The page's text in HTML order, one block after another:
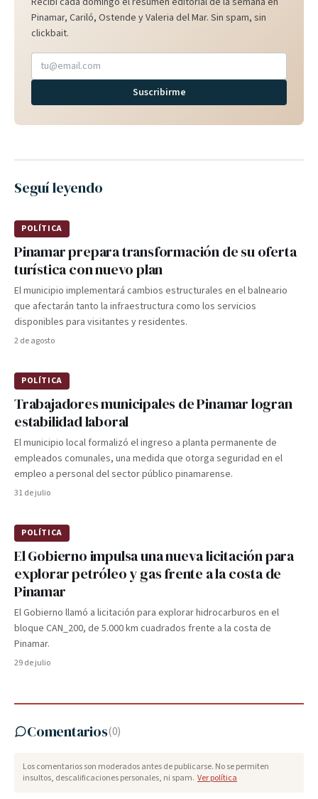
Pinamar, Cariló, Ostende y Valeria del Mar. Sin spam, sin
clickbait.
Suscribirme
Seguí leyendo
POLÍTICA
Pinamar prepara transformación de su oferta
turística con nuevo plan
El municipio implementará cambios estructurales en el balneario
que afectarán tanto la infraestructura como los servicios
disponibles para visitantes y residentes.
2 de agosto
POLÍTICA
Trabajadores municipales de Pinamar logran
estabilidad laboral
El municipio local formalizó el ingreso a planta permanente de
empleados comunales, una medida que otorga seguridad en el
empleo a personal del sector público pinamarense.
31 de julio
POLÍTICA
El Gobierno impulsa una nueva licitación para
explorar petróleo y gas frente a la costa de
Pinamar
El Gobierno llamó a licitación para explorar hidrocarburos en el
bloque CAN_200, de 5.000 km cuadrados frente a la costa de
Pinamar.
29 de julio
Comentarios(0)
Los comentarios son moderados antes de publicarse. No se permiten
insultos, descalificaciones personales, ni spam. Ver política